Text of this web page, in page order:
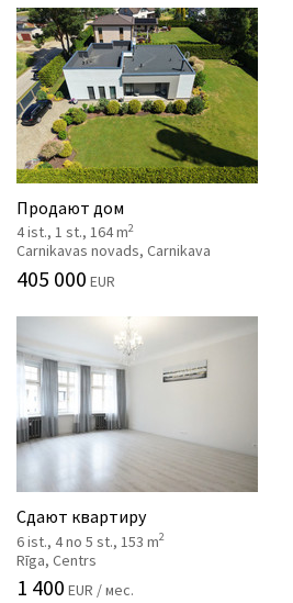
Продают дом
4 ist., 1 st., 164 m2
Carnikavas novads, Carnikava
405 000 EUR
Сдают квартиру
6 ist., 4 no 5 st., 153 m2
Rīga, Centrs
1 400 EUR / мес.